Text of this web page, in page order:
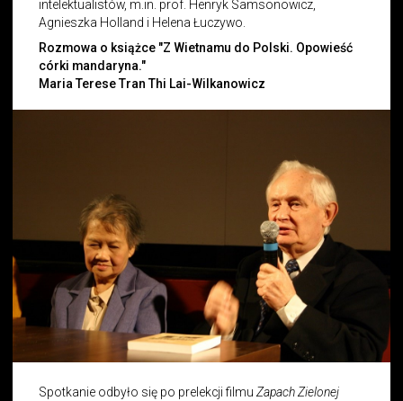
intelektualistów, m.in. prof. Henryk Samsonowicz,
Agnieszka Holland i Helena Łuczywo.
Rozmowa o książce "Z Wietnamu do Polski. Opowieść
córki mandaryna."
Maria Terese Tran Thi Lai-Wilkanowicz
Spotkanie odbyło się po prelekcji filmuZapach Zielonej